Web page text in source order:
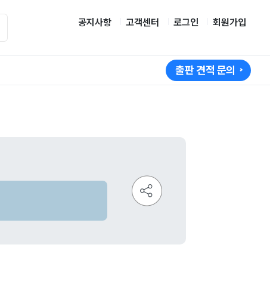
공지사항 고객센터 로그인 회원가입
출판 견적 문의